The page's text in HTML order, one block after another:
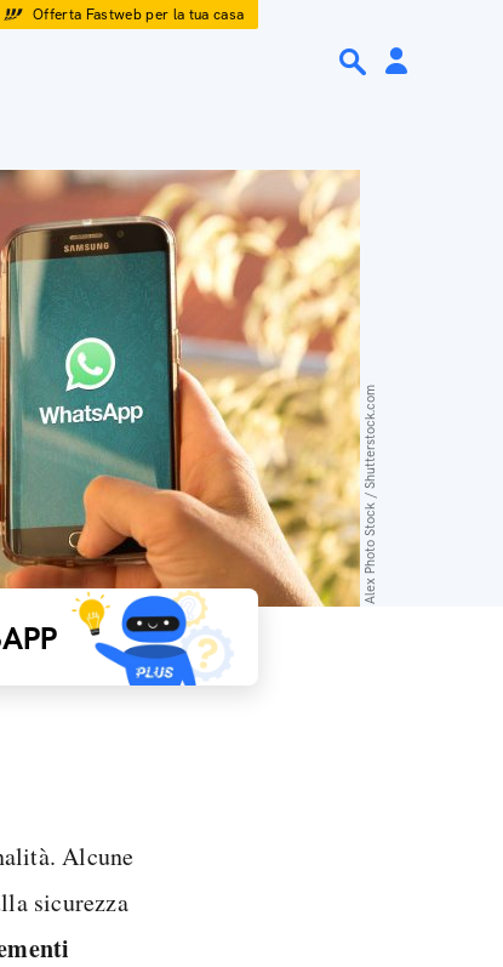
Offerta Fastweb per la tua casa
Alex Photo Stock / Shutterstock.com
Alcune
sicurezza